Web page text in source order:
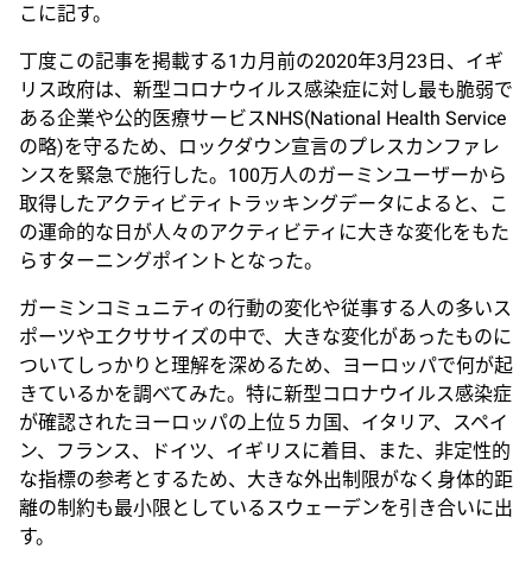
こに記す。
丁度この記事を掲載する1カ月前の2020年3月23日、イギ
リス政府は、新型コロナウイルス感染症に対し最も脆弱で
ある企業や公的医療サービスNHS(National Health Service
の略)を守るため、ロックダウン宣言のプレスカンファレ
ンスを緊急で施行した。100万人のガーミンユーザーから
取得したアクティビティトラッキングデータによると、こ
の運命的な日が人々のアクティビティに大きな変化をもた
らすターニングポイントとなった。
ガーミンコミュニティの行動の変化や従事する人の多いス
ポーツやエクササイズの中で、大きな変化があったものに
ついてしっかりと理解を深めるため、ヨーロッパで何が起
きているかを調べてみた。特に新型コロナウイルス感染症
が確認されたヨーロッパの上位５カ国、イタリア、スペイ
ン、フランス、ドイツ、イギリスに着目、また、非定性的
な指標の参考とするため、大きな外出制限がなく身体的距
離の制約も最小限としているスウェーデンを引き合いに出
す。